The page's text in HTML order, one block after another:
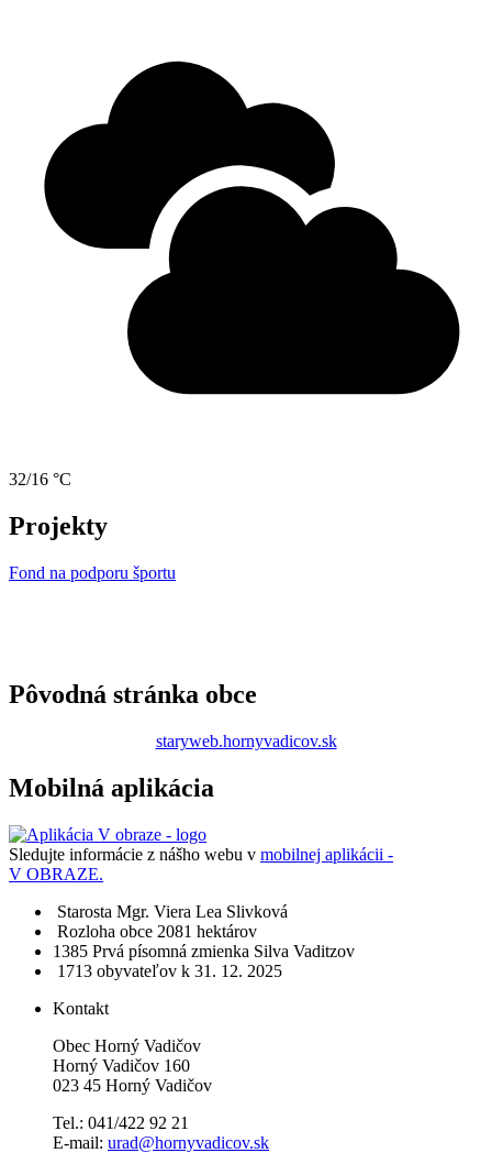
32/16 °C
Projekty
Fond na podporu športu
Pôvodná stránka obce
staryweb.hornyvadicov.sk
Mobilná aplikácia
Sledujte informácie z nášho webu v mobilnej aplikácii -
V OBRAZE.
Starosta Mgr. Viera Lea Slivková
Rozloha obce 2081 hektárov
1385​ Prvá písomná zmienka Silva Vaditzov
1713 obyvateľov k 31. 12. 2025
Kontakt
Obec Horný Vadičov
Horný Vadičov 160
023 45 Horný Vadičov
Tel.: 041/422 92 21
E-mail: urad@hornyvadicov.sk